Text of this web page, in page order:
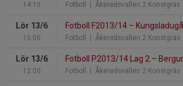
14:15 Fotboll | Åkeredsvallen 2 Konstgräs
Lör 13/6
15:00
Fotboll F2013/14 –
Fotboll | Åkeredsvallen 2 Konstgräs
Lör 13/6
12:00
Fotboll P2013/14 Lag 2 –
Fotboll | Åkeredsvallen 2 Konstgräs